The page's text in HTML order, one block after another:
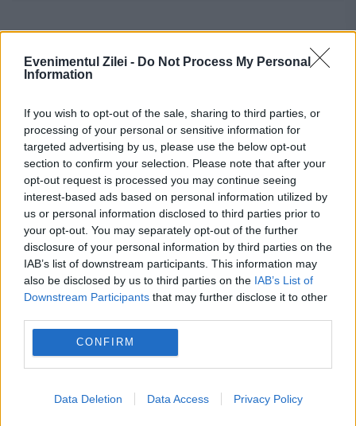
Evenimentul Zilei - Do Not Process My Personal
Information
If you wish to opt-out of the sale, sharing to third parties, or
processing of your personal or sensitive information for
targeted advertising by us, please use the below opt-out
section to confirm your selection. Please note that after your
opt-out request is processed you may continue seeing
interest-based ads based on personal information utilized by
us or personal information disclosed to third parties prior to
your opt-out. You may separately opt-out of the further
disclosure of your personal information by third parties on the
IAB’s list of downstream participants. This information may
also be disclosed by us to third parties on the IAB’s List of
Downstream Participants that may further disclose it to other
CONFIRM
Data Deletion Data Access Privacy Policy
Cel mai bun portal de stiri!
Evenimentul Zilei este o publicație multimedia, dedicată
celor care apreciază știrile corecte, obiective și
relevante din toate domeniile de activitate
Linkuri utile
Utile